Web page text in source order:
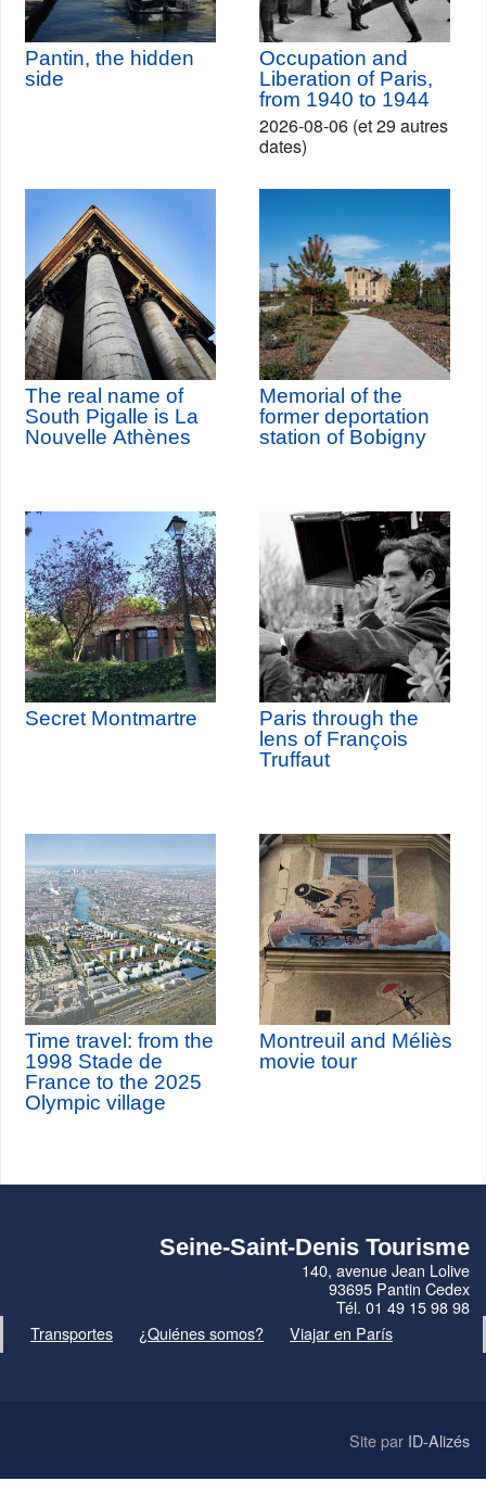
Pantin, the hidden
side
Occupation and
Liberation of Paris,
from 1940 to 1944
2026-08-06 (et 29 autres
dates)
The real name of
South Pigalle is La
Nouvelle Athènes
Memorial of the
former deportation
station of Bobigny
Secret Montmartre
Paris through the
lens of François
Truffaut
Time travel: from the
1998 Stade de
France to the 2025
Olympic village
Montreuil and Méliès
movie tour
Seine-Saint-Denis Tourisme
140, avenue Jean Lolive
93695 Pantin Cedex
Tél. 01 49 15 98 98
Transportes
¿Quiénes somos? Viajar en París
Site par ID-Alizés